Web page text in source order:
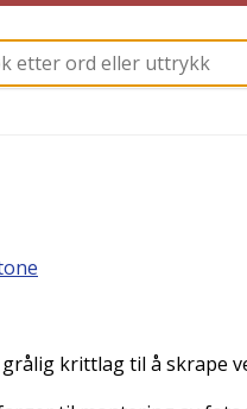
krittlag til å skrape